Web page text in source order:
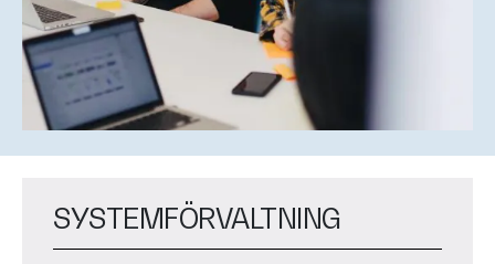
SYSTEMFÖRVALTNING